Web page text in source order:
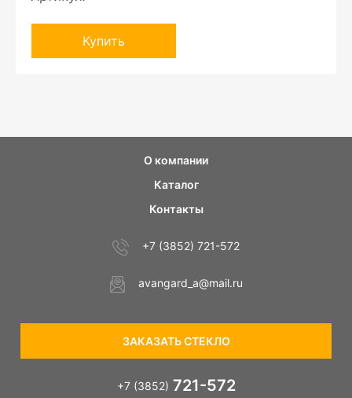
Купить
О компании
Каталог
Контакты
+7 (3852) 721-572
avangard_a@mail.ru
ЗАКАЗАТЬ СТЕКЛО
+7 (3852) 721-572